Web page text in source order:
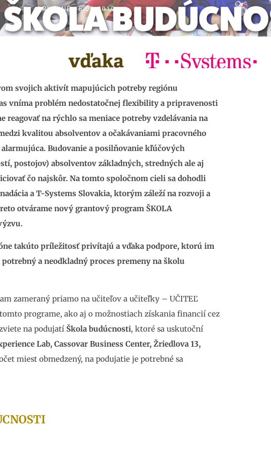
PRIDANÉ 16.09.2019
svojich aktivít mapujúcich potreby regiónu
vníma problém nedostatočnej flexibility a pripravenosti
reagovať na rýchlo sa meniace potreby vzdelávania na
kvalitou absolventov a očakávaniami pracovného
Budovanie a posilňovanie kľúčových
postojov) absolventov základných, stredných ale aj
čo najskôr. Na tomto spoločnom cieli sa dohodli
a T-Systems Slovakia, ktorým záleží na rozvoji a
otvárame nový grantový program ŠKOLA
takúto príležitosť privítajú a vďaka podpore, ktorú im
a neodkladný proces premeny na školu
zameraný priamo na učiteľov a učiteľky – UČITEĽ
programe, ako aj o možnostiach získania financií cez
na podujatí Škola budúcnosti, ktoré sa uskutoční
Lab, Cassovar Business Center, Žriedlova 13,
miest obmedzený, na podujatie je potrebné sa